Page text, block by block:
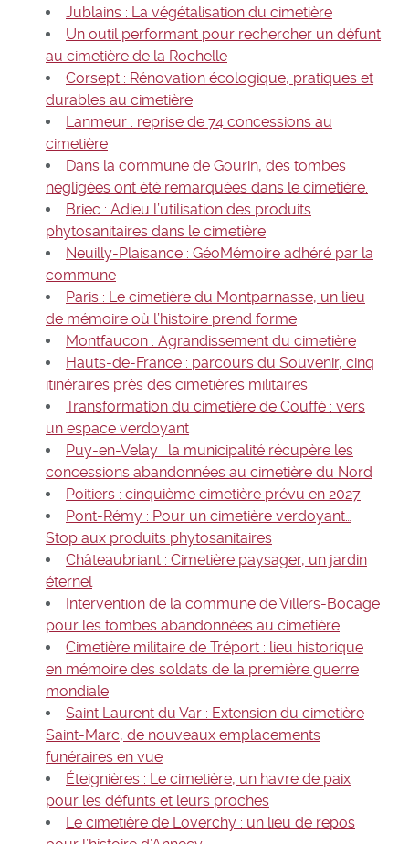
Jublains : La végétalisation du cimetière
Un outil performant pour rechercher un défunt
au cimetière de la Rochelle
Corsept : Rénovation écologique, pratiques et
durables au cimetière
Lanmeur : reprise de 74 concessions au
cimetière
Dans la commune de Gourin, des tombes
négligées ont été remarquées dans le cimetière.
Briec : Adieu l’utilisation des produits
phytosanitaires dans le cimetière
Neuilly-Plaisance : GéoMémoire adhéré par la
commune
Paris : Le cimetière du Montparnasse, un lieu
de mémoire où l’histoire prend forme
Montfaucon : Agrandissement du cimetière
Hauts-de-France : parcours du Souvenir, cinq
itinéraires près des cimetières militaires
Transformation du cimetière de Couffé : vers
un espace verdoyant
Puy-en-Velay : la municipalité récupère les
concessions abandonnées au cimetière du Nord
Poitiers : cinquième cimetière prévu en 2027
Pont-Rémy : Pour un cimetière verdoyant…
Stop aux produits phytosanitaires
Châteaubriant : Cimetière paysager, un jardin
éternel
Intervention de la commune de Villers-Bocage
pour les tombes abandonnées au cimetière
Cimetière militaire de Tréport : lieu historique
en mémoire des soldats de la première guerre
mondiale
Saint Laurent du Var : Extension du cimetière
Saint-Marc, de nouveaux emplacements
funéraires en vue
Éteignières : Le cimetière, un havre de paix
pour les défunts et leurs proches
Le cimetière de Loverchy : un lieu de repos